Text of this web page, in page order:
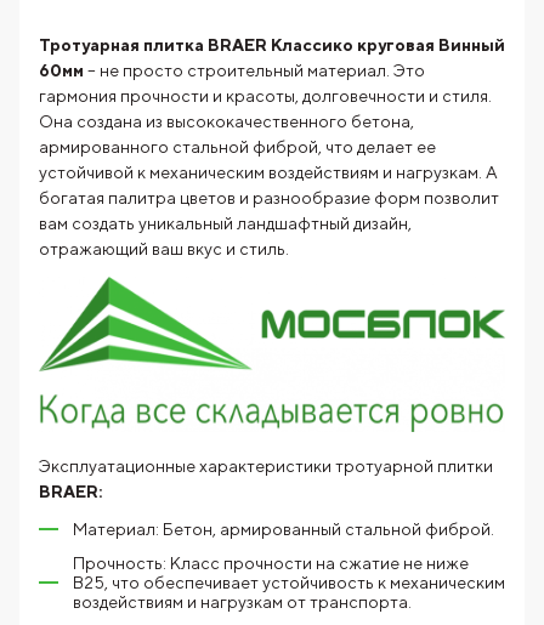
Тротуарная плитка BRAER Классико круговая Винный
60мм – не просто строительный материал. Это
гармония прочности и красоты, долговечности и стиля.
Она создана из высококачественного бетона,
армированного стальной фиброй, что делает ее
устойчивой к механическим воздействиям и нагрузкам. А
богатая палитра цветов и разнообразие форм позволит
вам создать уникальный ландшафтный дизайн,
отражающий ваш вкус и стиль.
Эксплуатационные характеристики тротуарной плитки
BRAER:
Материал: Бетон, армированный стальной фиброй.
Прочность: Класс прочности на сжатие не ниже
В25, что обеспечивает устойчивость к механическим
воздействиям и нагрузкам от транспорта.